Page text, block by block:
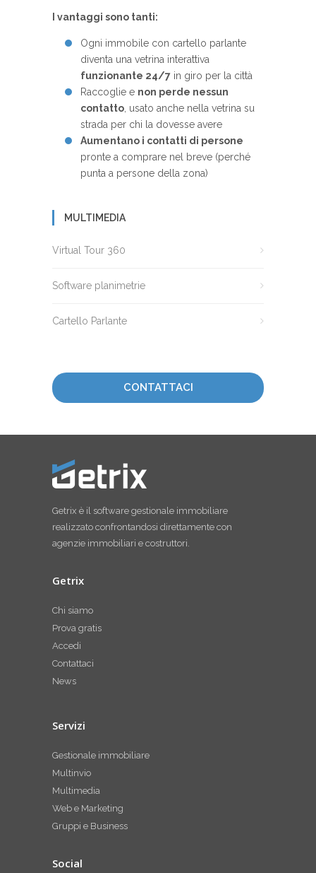
I vantaggi sono tanti:
Ogni immobile con cartello parlante
diventa una vetrina interattiva
funzionante 24/7 in giro per la città
Raccoglie e non perde nessun
contatto, usato anche nella vetrina su
strada per chi la dovesse avere
Aumentano i contatti di persone
pronte a comprare nel breve (perché
punta a persone della zona)
MULTIMEDIA
Virtual Tour 360
Software planimetrie
Cartello Parlante
CONTATTACI
Getrix è il software gestionale immobiliare
realizzato confrontandosi direttamente con
agenzie immobiliari e costruttori.
Getrix
Chi siamo
Prova gratis
Accedi
Contattaci
News
Servizi
Gestionale immobiliare
Multinvio
Multimedia
Web e Marketing
Gruppi e Business
Social